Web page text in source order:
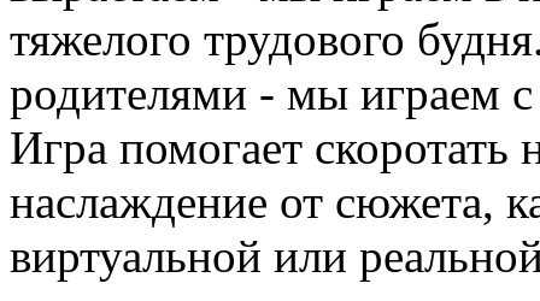
тяжелого трудового
родителями - мы играем
Игра помогает
наслаждение от сюжета,
виртуальной или